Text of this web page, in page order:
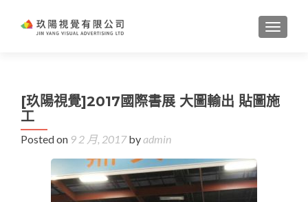
[玖陽視覺]2017國際書展 大圖輸出 貼圖施
工
Posted on 9 2 月, 2017byadmin